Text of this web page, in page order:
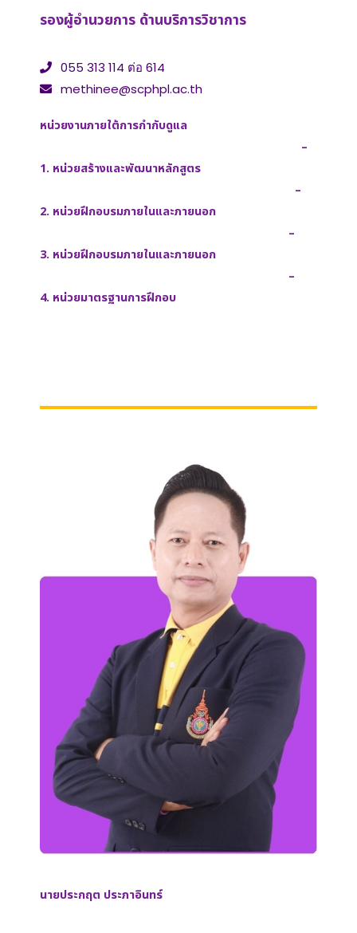
รองผู้อำนวยการ ด้านบริการวิชาการ
055 313 114 ต่อ 614
methinee@scphpl.ac.th
หน่วยงานภายใต้การกำกับดูแล
–
1. หน่วยสร้างและพัฒนาหลักสูตร
–
2. หน่วยฝึกอบรมภายในและภายนอก
–
3. หน่วยฝึกอบรมภายในและภายนอก
–
4. หน่วยมาตรฐานการฝึกอบ
นายประกฤต ประภาอินทร์